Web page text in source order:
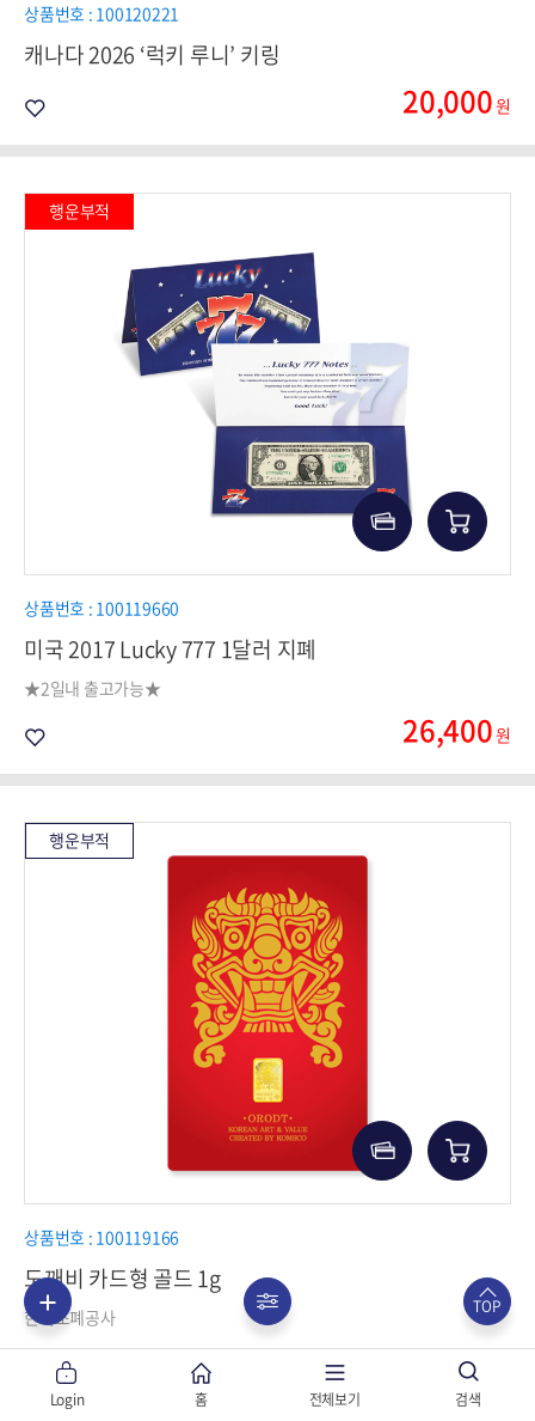
상품번호 : 100120221
캐나다 2026 ‘럭키 루니’ 키링
20,000원
행운부적
상품번호 : 100119660
미국 2017 Lucky 777 1달러 지폐
★2일내 출고가능★
26,400원
행운부적
상품번호 : 100119166
도깨비 카드형 골드 1g
한국조폐공사
362,000
TOP
Login 홈 전체보기 검색